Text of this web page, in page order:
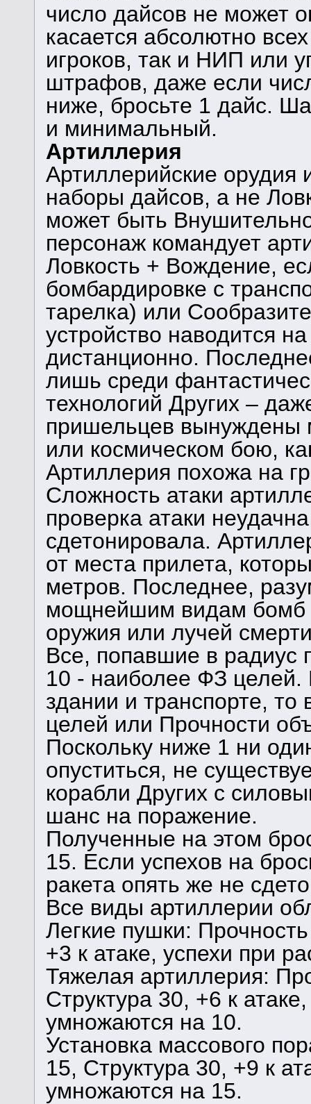
число дайсов не может
касается абсолютно
игроков, так и НИП или
штрафов, даже если
ниже, бросьте 1 дайс.
и минимальный.
Артиллерия
Артиллерийские орудия
наборы дайсов, а не
может быть
персонаж командует
Ловкость + Вождение,
бомбардировке с
тарелка) или
устройство наводится
дистанционно.
лишь среди
технологий Других –
пришельцев вынуждены
или космическом бою,
Артиллерия похожа на
Сложность атаки
проверка атаки
сдетонировала.
от места прилета,
метров. Последнее,
мощнейшим видам бомб
оружия или лучей
Все, попавшие в радиус
10 - наиболее ФЗ
здании и транспорте,
целей или Прочности
Поскольку ниже 1 ни
опуститься, не
корабли Других с
шанс на поражение.
Полученные на этом
15. Если успехов на
ракета опять же не
Все виды артиллерии
Легкие пушки:
+3 к атаке, успехи при
Тяжелая артиллерия:
Структура 30, +6 к
умножаются на 10.
Установка массового
15, Структура 30, +9 к
умножаются на 15.